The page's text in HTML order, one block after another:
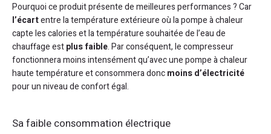
Pourquoi ce produit présente de meilleures performances ? Car
l’écartentre la température extérieure où la pompe à chaleur
capte les calories et la température souhaitée de l’eau de
chauffage estplus faible. Par conséquent, le compresseur
fonctionnera moins intensément qu’avec une pompe à chaleur
haute température et consommera doncmoins d’électricité
pour un niveau de confort égal.
Sa faible consommation électrique